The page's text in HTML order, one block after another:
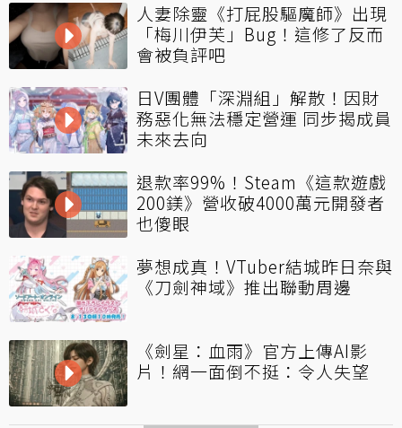
人妻除靈《打屁股驅魔師》出現
「梅川伊芙」Bug！這修了反而
會被負評吧
日V團體「深淵組」解散！因財
務惡化無法穩定營運 同步揭成員
未來去向
退款率99%！Steam《這款遊戲
200鎂》營收破4000萬元開發者
也傻眼
夢想成真！VTuber結城昨日奈與
《刀劍神域》推出聯動周邊
《劍星：血雨》官方上傳AI影
片！網一面倒不挺：令人失望